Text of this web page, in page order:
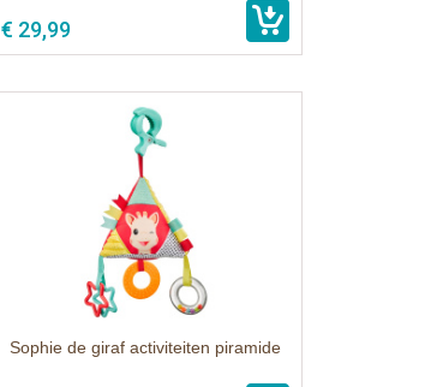
€ 29,99
Sophie de giraf activiteiten piramide